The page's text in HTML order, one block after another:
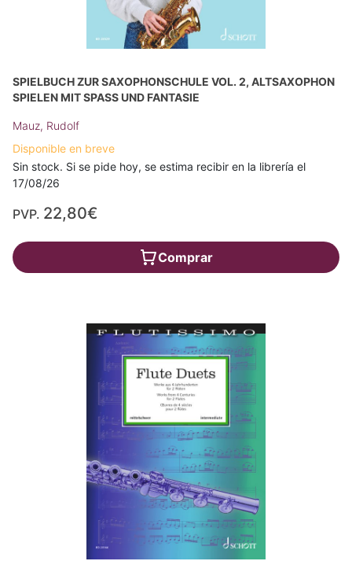
SPIELBUCH ZUR SAXOPHONSCHULE VOL. 2, ALTSAXOPHON
SPIELEN MIT SPASS UND FANTASIE
Mauz, Rudolf
Disponible en breve
Sin stock. Si se pide hoy, se estima recibir en la librería el
17/08/26
PVP. 22,80€
Comprar